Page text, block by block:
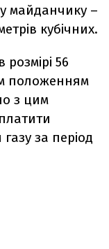
майданчику –
кубічних.
56
положенням
з цим
за період